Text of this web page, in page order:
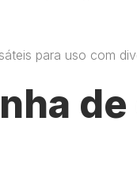
para uso com